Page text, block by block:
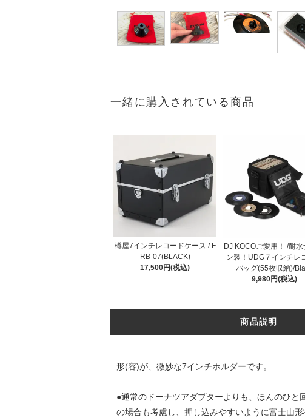
一緒に購入されている商品
樽屋7インチレコードケース / F
RB-07(BLACK)
17,500円(税込)
DJ KOCOご愛用！ /耐水
ン製！UDG７インチレ
バッグ(55枚収納)/
9,980円(税込)
商品説明
形(容)が、微妙な7インチホルダーです。
●通常のドーナツアダプターよりも、ほんのひ
の場合も考慮し、押し込みやすいように富士山形